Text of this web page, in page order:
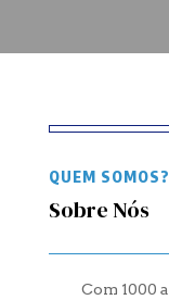
QUEM SOMOS?
Sobre Nós
Com 1000